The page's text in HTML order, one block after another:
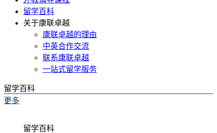
留学百科
关于康联卓越
康联卓越的理由
中英合作交流
联系康联卓越
一站式留学服务
留学百科
更多
留学百科